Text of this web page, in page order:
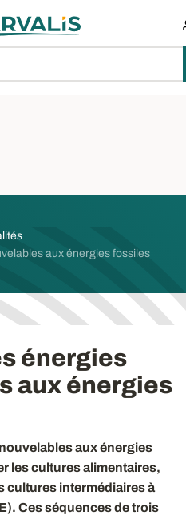
aux énergies fossiles
énergies
aux énergies
aux énergies
les cultures alimentaires,
cultures intermédiaires à
Ces séquences de trois